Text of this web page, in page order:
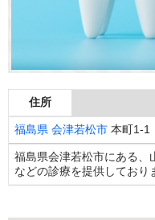
住所
福島県 会津若松市 本町1-1
福島県会津若松市にある、
などの診療を提供しており